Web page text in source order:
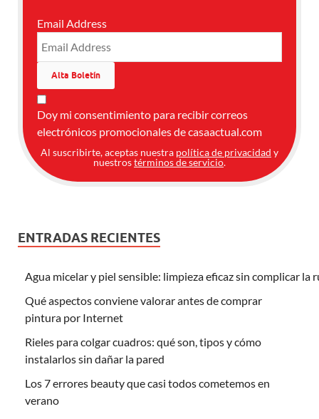
Email Address
Doy mi consentimiento para recibir correos
electrónicos promocionales de casaactual.com
Al suscribirte, aceptas nuestra política de privacidad y
nuestrostérminos de servicio.
ENTRADAS RECIENTES
Agua micelar y piel sensible: limpieza eficaz sin complicar la
Qué aspectos conviene valorar antes de comprar
pintura por Internet
Rieles para colgar cuadros: qué son, tipos y cómo
instalarlos sin dañar la pared
Los 7 errores beauty que casi todos cometemos en
verano